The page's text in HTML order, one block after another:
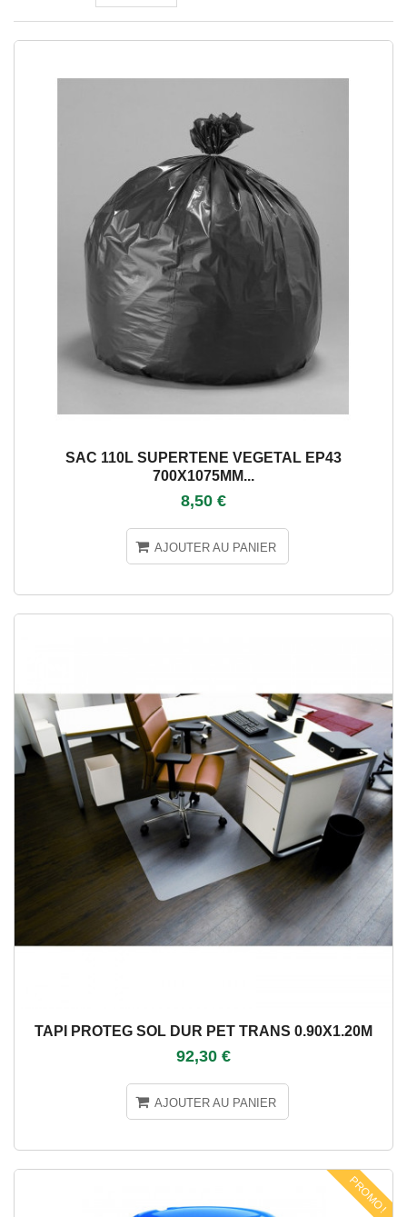
SAC 110L SUPERTENE VEGETAL EP43
700X1075MM...
8,50 €
AJOUTER AU PANIER
TAPI PROTEG SOL DUR PET TRANS 0.90X1.20M
92,30 €
AJOUTER AU PANIER
PROMO !